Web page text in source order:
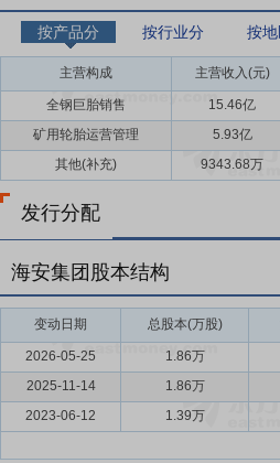
按产品分 按行业分 按
主营构成 主营收入(元)
全钢巨胎销售 15.46亿
矿用轮胎运营管理
5.93亿
其他(补充)
9343.68万
发行分配
海安集团股本结构
变动日期 总股本(万股)
2026-05-25 1.86万
2025-11-14
1.86万
2023-06-12
1.39万